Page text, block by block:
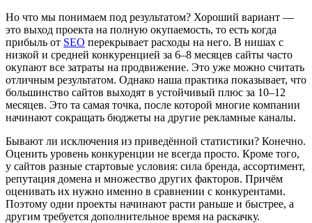
Но что мы понимаем под результатом? Хороший вариант —
это выход проекта на полную окупаемость, то есть когда
прибыль от SEO перекрывает расходы на него. В нишах с
низкой и средней конкуренцией за 6–8 месяцев сайты часто
окупают все затраты на продвижение. Это уже можно считать
отличным результатом. Однако наша практика показывает, что
большинство сайтов выходят в устойчивый плюс за 10–12
месяцев. Это та самая точка, после которой многие компании
начинают сокращать бюджеты на другие рекламные каналы.
Бывают ли исключения из приведённой статистики? Конечно.
Оценить уровень конкуренции не всегда просто. Кроме того,
у сайтов разные стартовые условия: сила бренда, ассортимент,
репутация домена и множество других факторов. Причём
оценивать их нужно именно в сравнении с конкурентами.
Поэтому одни проекты начинают расти раньше и быстрее, а
другим требуется дополнительное время на раскачку.